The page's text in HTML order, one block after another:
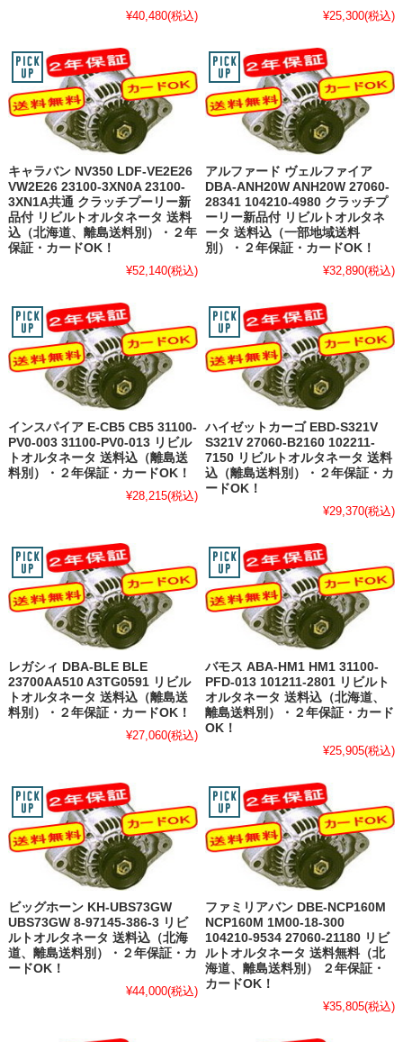
¥40,480(税込)
¥25,300(税込)
キャラバン NV350 LDF-VE2E26
VW2E26 23100-3XN0A 23100-
3XN1A共通 クラッチプーリー新
品付 リビルトオルタネータ 送料
込（北海道、離島送料別）・２年
保証・カードOK！
¥52,140(税込)
アルファード ヴェルファイア
DBA-ANH20W ANH20W 27060-
28341 104210-4980 クラッチプ
ーリー新品付 リビルトオルタネ
ータ 送料込（一部地域送料
別）・２年保証・カードOK！
¥32,890(税込)
インスパイア E-CB5 CB5 31100-
PV0-003 31100-PV0-013 リビル
トオルタネータ 送料込（離島送
料別）・２年保証・カードOK！
¥28,215(税込)
ハイゼットカーゴ EBD-S321V
S321V 27060-B2160 102211-
7150 リビルトオルタネータ 送料
込（離島送料別）・２年保証・カ
ードOK！
¥29,370(税込)
レガシィ DBA-BLE BLE
23700AA510 A3TG0591 リビル
トオルタネータ 送料込（離島送
料別）・２年保証・カードOK！
¥27,060(税込)
バモス ABA-HM1 HM1 31100-
PFD-013 101211-2801 リビルト
オルタネータ 送料込（北海道、
離島送料別）・２年保証・カード
OK！
¥25,905(税込)
ビッグホーン KH-UBS73GW
UBS73GW 8-97145-386-3 リビ
ルトオルタネータ 送料込（北海
道、離島送料別）・２年保証・カ
ードOK！
¥44,000(税込)
ファミリアバン DBE-NCP160M
NCP160M 1M00-18-300
104210-9534 27060-21180 リビ
ルトオルタネータ 送料無料（北
海道、離島送料別） ２年保証・
カードOK！
¥35,805(税込)